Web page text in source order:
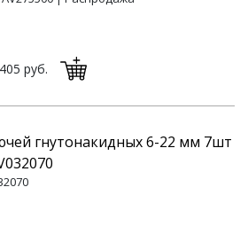
405 руб.
гнутонакидных 6-22 мм 7шт